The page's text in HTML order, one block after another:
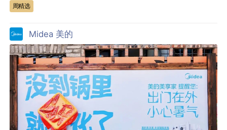
周精选
Midea 美的